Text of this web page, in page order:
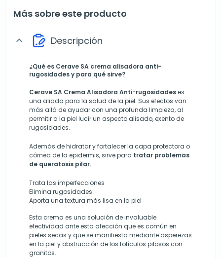
Más sobre este producto
expand_more Descripción
¿Qué es Cerave SA crema alisadora anti-
rugosidades y para qué sirve?
Cerave SA Crema Alisadora Anti-rugosidadeses
una aliada para la salud de la piel. Sus efectos van
más allá de ayudar con una profunda limpieza, al
permitir a la piel lucir un aspecto alisado, exento de
rugosidades.
Además de hidratar y fortalecer la capa protectora o
córnea de la epidermis, sirve para tratar problemas
de queratosis pilar.
Trata las imperfecciones
Elimina rugosidades
Aporta una textura más lisa en la piel
Esta crema es una solución de invaluable
efectividad ante esta afección que es común en
pieles secas y que se manifiesta mediante asperezas
en la piel y obstrucción de los folículos pilosos con
granitos.